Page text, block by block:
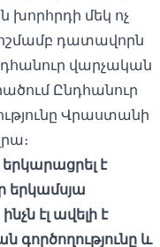
խորհրդի մեկ ոչ
դատավորն
վարչական
Ընդհանուր
Վրաստանի
է
երկամսյա
էլ ավելի է
գործողությունը և